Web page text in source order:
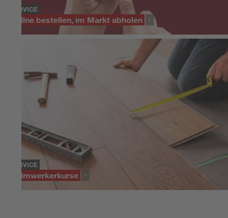
SERVICE
Online bestellen, im Markt abholen
SERVICE
Heimwerkerkurse